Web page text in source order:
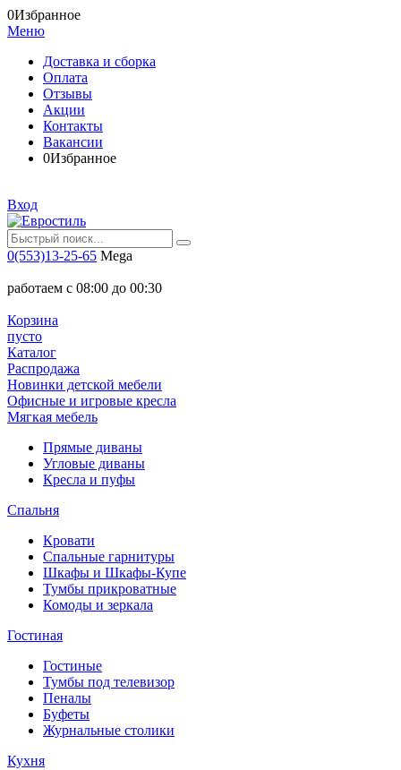
0Избранное
Меню
Доставка и сборка
Оплата
Отзывы
Акции
Контакты
Вакансии
0Избранное
Вход
0(553)13-25-65 Mega
работаем с 08:00 до 00:30
Корзина
пусто
Каталог
Распродажа
Новинки детской мебели
Офисные и игровые кресла
Мягкая мебель
Прямые диваны
Угловые диваны
Кресла и пуфы
Спальня
Кровати
Спальные гарнитуры
Шкафы и Шкафы-Купе
Тумбы прикроватные
Комоды и зеркала
Гостиная
Гостиные
Тумбы под телевизор
Пеналы
Буфеты
Журнальные столики
Кухня